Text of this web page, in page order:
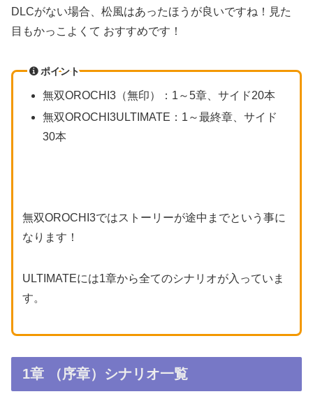
DLCがない場合、松風はあったほうが良いですね！見た
目もかっこよくて おすすめです！
ポイント
無双OROCHI3（無印）：1～5章、サイド20本
無双OROCHI3ULTIMATE：1～最終章、サイド
30本
無双OROCHI3ではストーリーが途中までという事に
なります！
ULTIMATEには1章から全てのシナリオが入っていま
す。
1章 （序章）シナリオ一覧